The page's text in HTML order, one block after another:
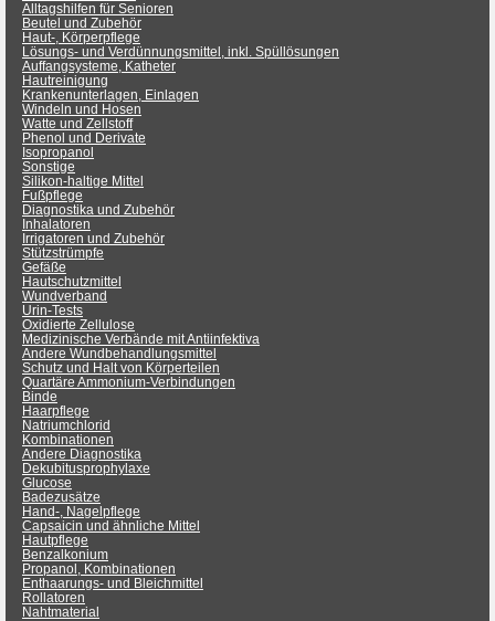
Alltagshilfen für Senioren
Beutel und Zubehör
Haut-, Körperpflege
Lösungs- und Verdünnungsmittel, inkl. Spüllösungen
Auffangsysteme, Katheter
Hautreinigung
Krankenunterlagen, Einlagen
Windeln und Hosen
Watte und Zellstoff
Phenol und Derivate
Isopropanol
Sonstige
Silikon-haltige Mittel
Fußpflege
Diagnostika und Zubehör
Inhalatoren
Irrigatoren und Zubehör
Stützstrümpfe
Gefäße
Hautschutzmittel
Wundverband
Urin-Tests
Oxidierte Zellulose
Medizinische Verbände mit Antiinfektiva
Andere Wundbehandlungsmittel
Schutz und Halt von Körperteilen
Quartäre Ammonium-Verbindungen
Binde
Haarpflege
Natriumchlorid
Kombinationen
Andere Diagnostika
Dekubitusprophylaxe
Glucose
Badezusätze
Hand-, Nagelpflege
Capsaicin und ähnliche Mittel
Hautpflege
Benzalkonium
Propanol, Kombinationen
Enthaarungs- und Bleichmittel
Rollatoren
Nahtmaterial